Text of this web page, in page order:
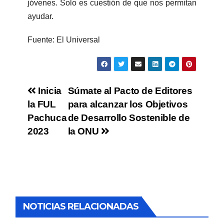
jóvenes. Solo es cuestión de que nos permitan
ayudar.
Fuente: El Universal
Súmate al Pacto de Editores
para alcanzar los Objetivos
de Desarrollo Sostenible de
la ONU
Inicia
la FUL
Pachuca
2023
NOTICIAS RELACIONADAS